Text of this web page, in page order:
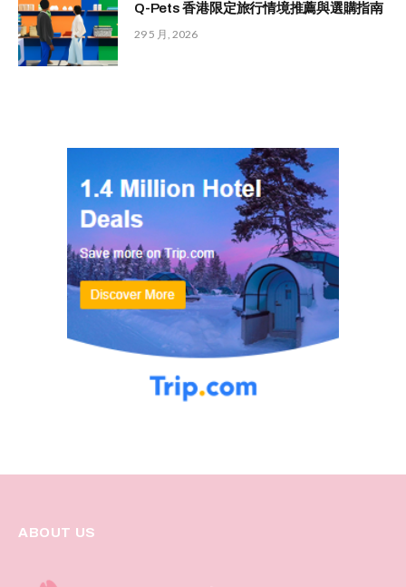
Q-Pets 香港限定旅行情境推薦與選購指南
29 5 月, 2026
ABOUT US